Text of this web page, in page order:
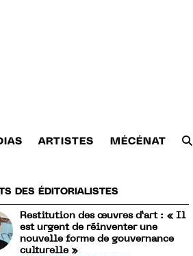
ARTISTES MÉCÉNAT
DES ÉDITORIALISTES
Restitution des œuvres d’art : « Il
est urgent de réinventer une
nouvelle forme de gouvernance
culturelle »